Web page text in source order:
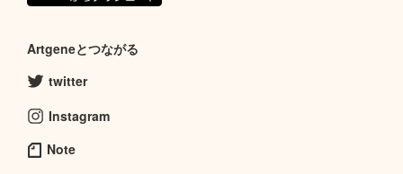
Artgeneとつながる
twitter
Instagram
Note